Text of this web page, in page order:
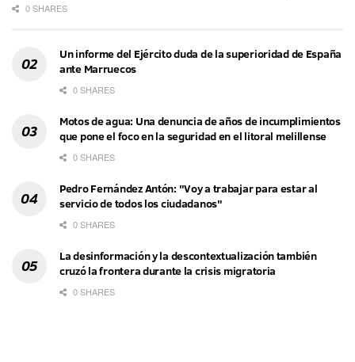
0 SHARES
Un informe del Ejército duda de la superioridad de España
ante Marruecos
0 SHARES
Motos de agua: Una denuncia de años de incumplimientos
que pone el foco en la seguridad en el litoral melillense
0 SHARES
Pedro Fernández Antón: "Voy a trabajar para estar al
servicio de todos los ciudadanos"
0 SHARES
La desinformación y la descontextualización también
cruzó la frontera durante la crisis migratoria
0 SHARES